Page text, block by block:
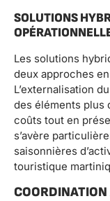
SOLUTIONS
Les solutions
deux approches
L’externalisation
des éléments plus
coûts tout en
s’avère
saisonnières
touristique
COORDINATION